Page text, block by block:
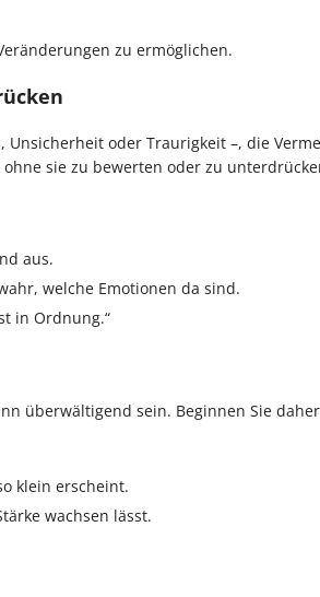
zu ermöglichen.
oder Traurigkeit –, die
sie zu bewerten oder zu
aus.
welche Emotionen da sind.
in Ordnung.“
überwältigend sein. Beginnen Sie
klein erscheint.
wachsen lässt.